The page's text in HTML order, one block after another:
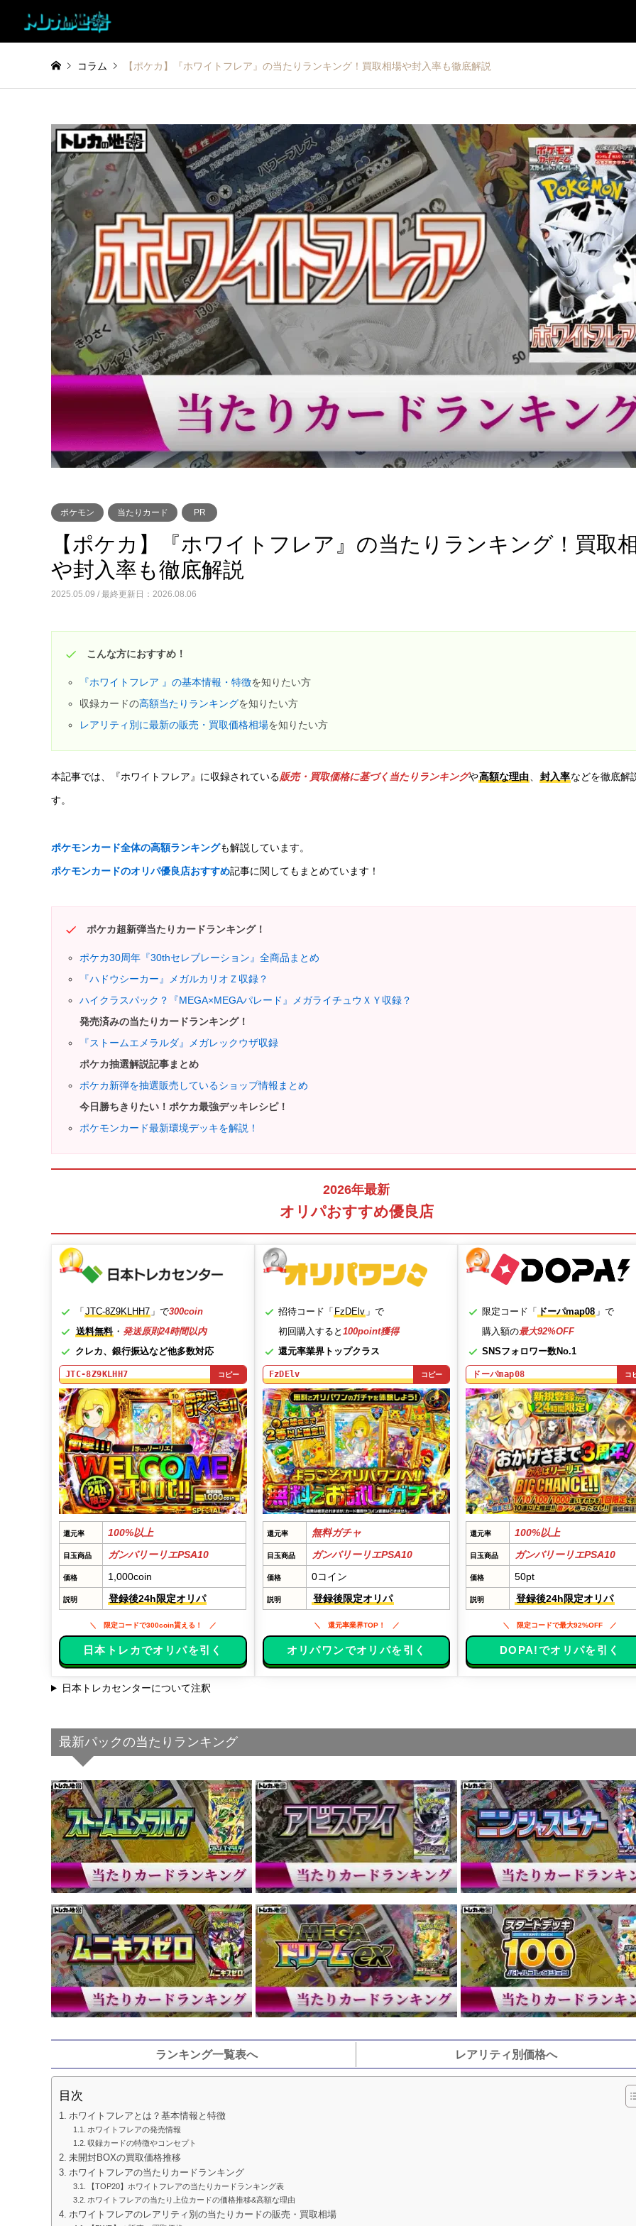
コラム 【ポケカ】『ホワイトフレア』の当たりランキング！買取相場や封入率も徹底解説
ポケモン 当たりカード PR
【ポケカ】『ホワイトフレア』の当たりランキング！買取
や封入率も徹底解説
2025.05.09 / 最終更新日：2026.08.06
こんな方におすすめ！
『ホワイトフレア 』の基本情報・特徴を知りたい方
収録カードの高額当たりランキングを知りたい方
レアリティ別に最新の販売・買取価格相場を知りたい方
本記事では、『ホワイトフレア』に収録されている販売・買取価格に基づく当たりランキングや高額な理由 封入率などを徹底解
す。
ポケモンカード全体の高額ランキングも解説しています。
ポケモンカードのオリパ優良店おすすめ記事に関してもまとめています！
ポケカ超新弾当たりカードランキング！
ポケカ30周年『30thセレブレーション』全商品まとめ
『ハドウシーカー』メガルカリオＺ収録？
ハイクラスパック？『MEGA×MEGAパレード』メガライチュウＸＹ収録？
発売済みの当たりカードランキング！
『ストームエメラルダ』メガレックウザ収録
ポケカ抽選解説記事まとめ
ポケカ新弾を抽選販売しているショップ情報まとめ
今日勝ちきりたい ！ ポケカ最強デッキレシピ！
ポケモンカード最新環境デッキを解説！
2026年最新
オリパおすすめ優良店
「 JTC-8Z9KLHH7 」で300coin
送料無料・ 発送原則24時間以内
クレカ、銀行振込など他多数対応
JTC-8Z9KLHH7 コピー
還元率 100%以上
目玉商品 ガンバリーリエPSA10
価格 1,000coin
説明 登録後24h限定オリパ
限定コードで300coin貰える！
日本トレカでオリパを引く
招待コード「 FzDElv 」で
初回購入すると100point獲得
還元率業界トップクラス
FzDElv コピー
還元率 無料ガチャ
目玉商品 ガンバリーリエPSA10
価格 0コイン
説明 登録後限定オリパ
還元率業界TOP！
オリパワンでオリパを引く
限定コード「 ドーパmap08 」で
購入額の最大92%OFF
SNSフォロワー数No.1
ドーパmap08 コ
還元率 100%以上
目玉商品 ガンバリーリエPSA10
価格 50pt
説明 登録後24h限定オリパ
限定コードで最大92%OFF
DOPA!でオリパを引く
日本トレカセンターについて注釈
最新パックの当たりランキング
ランキング一覧表へ レアリティ別価格へ
目次
ホワイトフレアとは？基本情報と特徴
ホワイトフレアの発売情報
収録カードの特徴やコンセプト
未開封BOXの買取価格推移
ホワイトフレアの当たりカードランキング
【TOP20】ホワイトフレアの当たりカードランキング表
ホワイトフレアの当たり上位カードの価格推移&高額な理由
ホワイトフレアのレアリティ別の当たりカードの販売・買取相場